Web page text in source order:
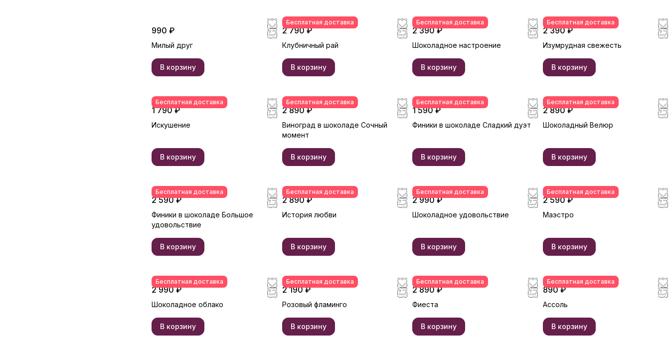
990 ₽
Милый друг
В корзину
Бесплатная доставка
2 790 ₽
Клубничный рай
В корзину
Бесплатная доставка
2 390 ₽
Шоколадное настроение
В корзину
Бесплатная доставка
2 390 ₽
Изумрудная свежесть
В корзину
Бесплатная доставка
1 790 ₽
Искушение
В корзину
Бесплатная доставка
2 890 ₽
Виноград в шоколаде Сочный
момент
В корзину
Бесплатная доставка
1 590 ₽
Финики в шоколаде Сладкий дуэт
В корзину
Бесплатная доставка
2 890 ₽
Шоколадный Велюр
В корзину
Бесплатная доставка
2 590 ₽
Финики в шоколаде Большое
удовольствие
В корзину
Бесплатная доставка
2 890 ₽
История любви
В корзину
Бесплатная доставка
2 990 ₽
Шоколадное удовольствие
В корзину
Бесплатная доставка
2 590 ₽
Маэстро
В корзину
Бесплатная доставка
2 990 ₽
Шоколадное облако
В корзину
Бесплатная доставка
2 190 ₽
Розовый фламинго
В корзину
Бесплатная доставка
2 890 ₽
Фиеста
В корзину
Бесплатная доставка
890 ₽
Ассоль
В корзину